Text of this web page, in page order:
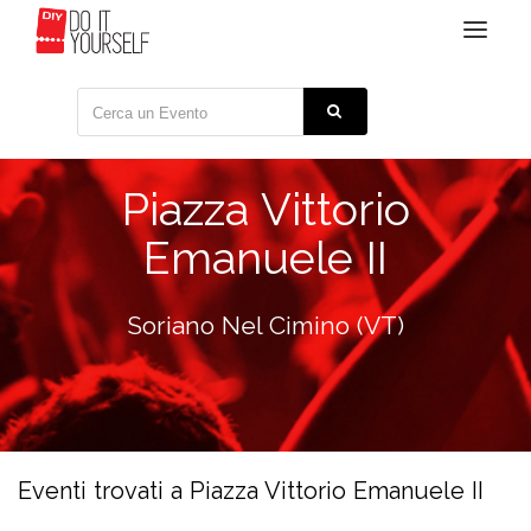
Toggle
Piazza Vittorio
Emanuele II
Soriano Nel Cimino (VT)
Eventi trovati a Piazza Vittorio Emanuele II